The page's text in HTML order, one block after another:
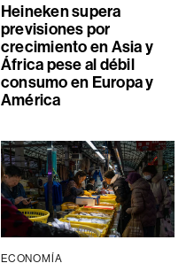
Heineken supera
previsiones por
crecimiento en Asia y
África pese al débil
consumo en Europa y
América
ECONOMÍA